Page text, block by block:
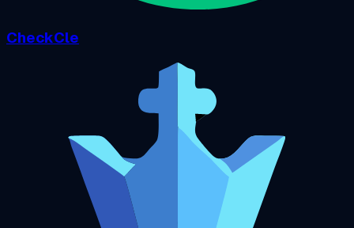
CheckCle